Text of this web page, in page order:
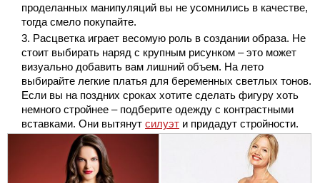
проделанных манипуляций вы не усомнились в качестве,
тогда смело покупайте.
Расцветка играет весомую роль в создании образа. Не
стоит выбирать наряд с крупным рисунком – это может
визуально добавить вам лишний объем. На лето
выбирайте легкие платья для беременных светлых тонов.
Если вы на поздних сроках хотите сделать фигуру хоть
немного стройнее – подберите одежду с контрастными
вставками. Они вытянут силуэт и придадут стройности.